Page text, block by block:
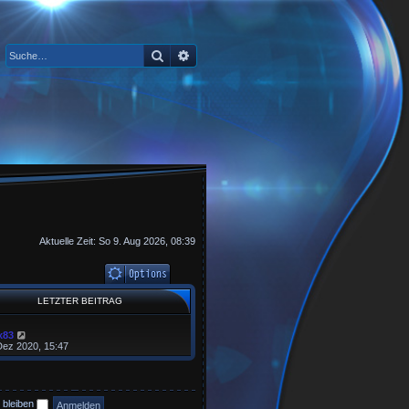
Suche
Aktuelle Zeit: So 9. Aug 2026, 08:39
Unbeantwortete Themen
Aktive Themen
LETZTER BEITRAG
e
u
t
e
2020, 15:47
bleiben